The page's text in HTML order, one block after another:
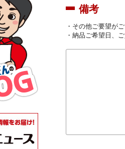
備考
・その他ご要望が
・納品ご希望日、